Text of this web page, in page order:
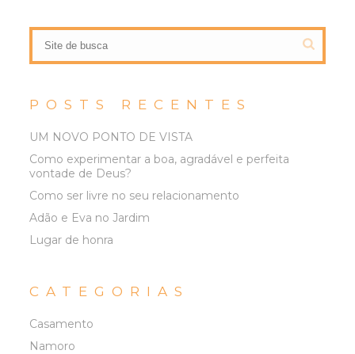
POSTS RECENTES
UM NOVO PONTO DE VISTA
Como experimentar a boa, agradável e perfeita
vontade de Deus?
Como ser livre no seu relacionamento
Adão e Eva no Jardim
Lugar de honra
CATEGORIAS
Casamento
Namoro